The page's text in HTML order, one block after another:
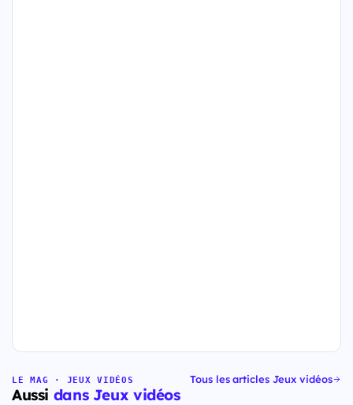
LE MAG · JEUX VIDÉOS
Aussi dans Jeux vidéos
Tous les articles Jeux vidéos